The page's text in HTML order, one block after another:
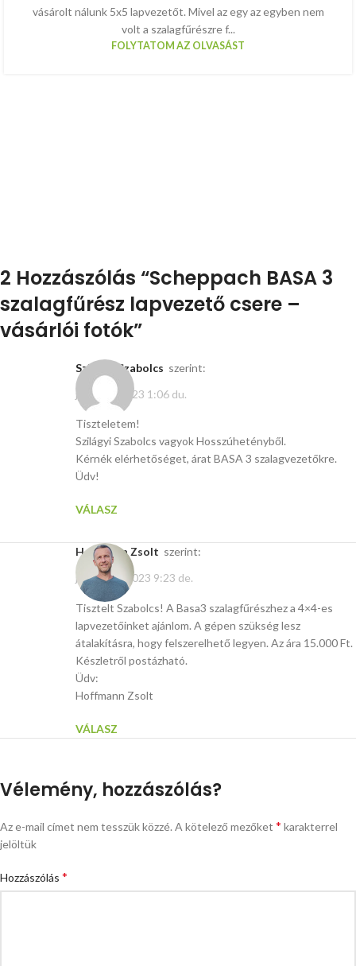
vásárolt nálunk 5x5 lapvezetőt. Mivel az egy az egyben nem
volt a szalagfűrészre f...
FOLYTATOM AZ OLVASÁST
2 Hozzászólás “Scheppach BASA 3
szalagfűrész lapvezető csere –
vásárlói fotók”
Szilágyi Szabolcs szerint:
január 8, 2023 1:06 du.
Tiszteletem!
Szilágyi Szabolcs vagyok Hosszúhetényből.
Kérnék elérhetőséget, árat BASA 3 szalagvezetőkre.
Üdv!
VÁLASZ
Hoffmann Zsolt szerint:
január 10, 2023 9:23 de.
Tisztelt Szabolcs! A Basa3 szalagfűrészhez a 4×4-es
lapvezetőinket ajánlom. A gépen szükség lesz
átalakításra, hogy felszerelhető legyen. Az ára 15.000 Ft.
Készletről postázható.
Üdv:
Hoffmann Zsolt
VÁLASZ
Vélemény, hozzászólás?
Az e-mail címet nem tesszük közzé. A kötelező mezőket * karakterrel
jelöltük
Hozzászólás *